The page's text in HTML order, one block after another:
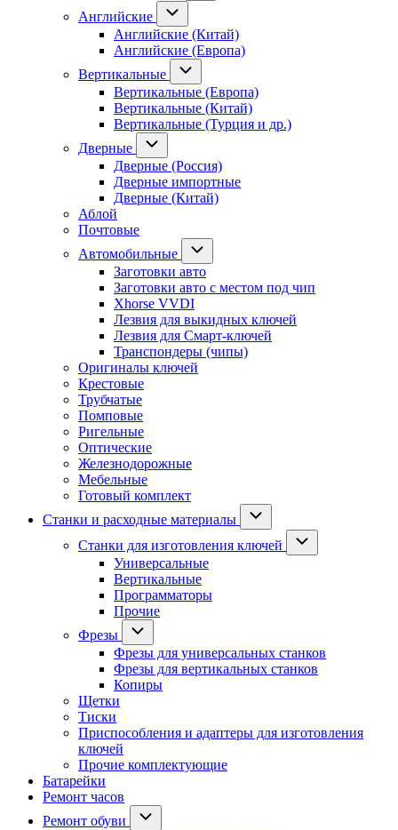
Английские
Английские (Китай)
Английские (Европа)
Вертикальные
Вертикальные (Европа)
Вертикальные (Китай)
Вертикальные (Турция и др.)
Дверные
Дверные (Россия)
Дверные импортные
Дверные (Китай)
Аблой
Почтовые
Автомобильные
Заготовки авто
Заготовки авто с местом под чип
Xhorse VVDI
Лезвия для выкидных ключей
Лезвия для Смарт-ключей
Транспондеры (чипы)
Оригиналы ключей
Крестовые
Трубчатые
Помповые
Ригельные
Оптические
Железнодорожные
Мебельные
Готовый комплект
Станки и расходные материалы
Станки для изготовления ключей
Универсальные
Вертикальные
Программаторы
Прочие
Фрезы
Фрезы для универсальных станков
Фрезы для вертикальных станков
Копиры
Щетки
Тиски
Приспособления и адаптеры для изготовления
ключей
Прочие комплектующие
Батарейки
Ремонт часов
Ремонт обуви